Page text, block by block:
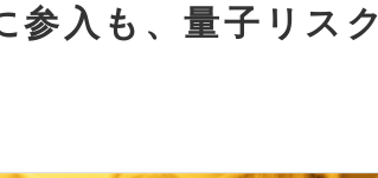
参入も、量子リスク